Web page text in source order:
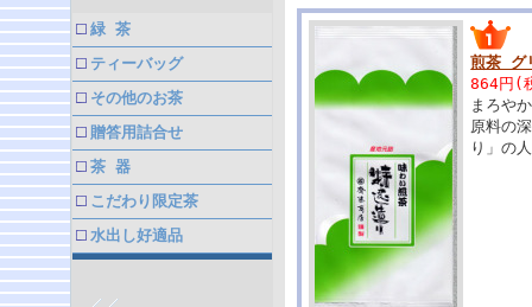
緑 茶
ティーバッグ
その他のお茶
贈答用詰合せ
茶 器
こだわり限定茶
水出し好適品
煎茶 グ
864円(
まろや
原料の
り」の